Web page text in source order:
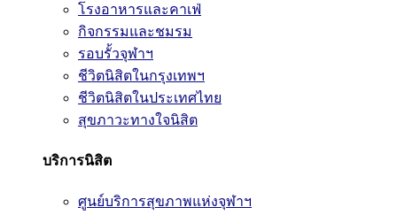
โรงอาหารและคาเฟ่
กิจกรรมและชมรม
รอบรั้วจุฬาฯ
ชีวิตนิสิตในกรุงเทพฯ
ชีวิตนิสิตในประเทศไทย
สุขภาวะทางใจนิสิต
บริการนิสิต
ศูนย์บริการสุขภาพแห่งจุฬาฯ